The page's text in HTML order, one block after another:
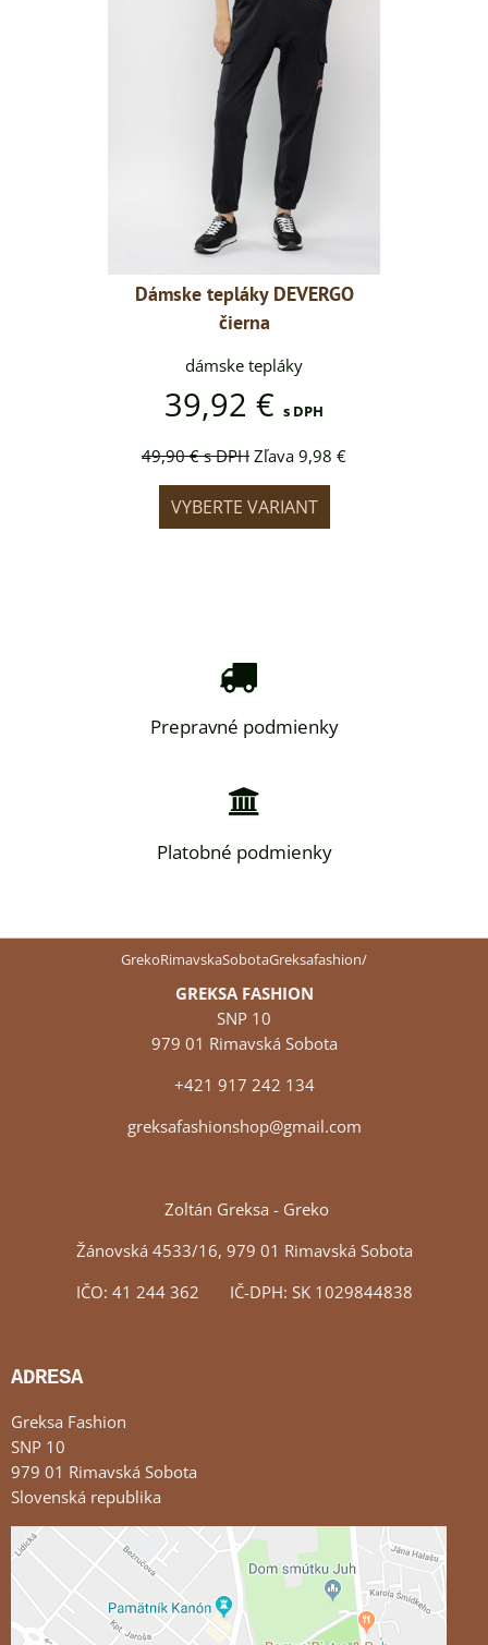
Dámske tepláky DEVERGO
čierna
dámske tepláky
39,92 € s DPH
49,90 €s DPHZľava 9,98 €
VYBERTE VARIANT
Prepravné podmienky
Platobné podmienky
GrekoRimavskaSobotaGreksafashion/
GREKSA FASHION
SNP 10
979 01 Rimavská Sobota
+421 917 242 134
greksafashionshop@gmail.com
Zoltán Greksa - Greko
Žánovská 4533/16, 979 01 Rimavská Sobota
IČO: 41 244 362 IČ-DPH: SK 1029844838
ADRESA
Greksa Fashion
SNP 10
979 01 Rimavská Sobota
Slovenská republika
Externý obsah je blokovaný Voľbami súkromia